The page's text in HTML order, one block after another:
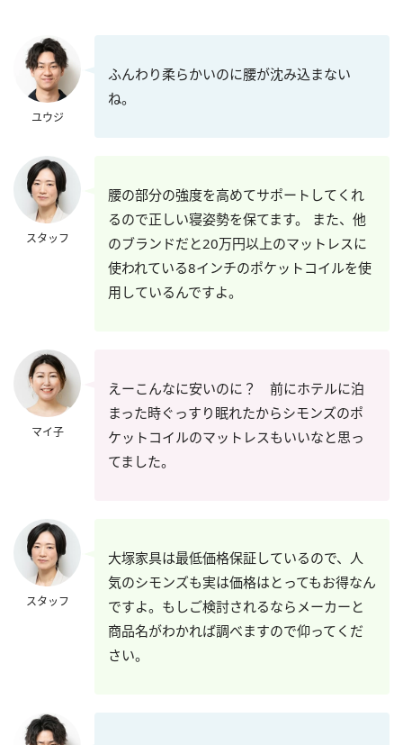
ユウジ
ふんわり柔らかいのに腰が沈み込まない
ね。
スタッフ
腰の部分の強度を高めてサポートしてくれ
るので正しい寝姿勢を保てます。 また、他
のブランドだと20万円以上のマットレスに
使われている8インチのポケットコイルを使
用しているんですよ。
マイ子
えーこんなに安いのに？ 前にホテルに泊
まった時ぐっすり眠れたからシモンズのポ
ケットコイルのマットレスもいいなと思っ
てました。
スタッフ
大塚家具は最低価格保証しているので、人
気のシモンズも実は価格はとってもお得なん
ですよ。もしご検討されるならメーカーと
商品名がわかれば調べますので仰ってくだ
さい。